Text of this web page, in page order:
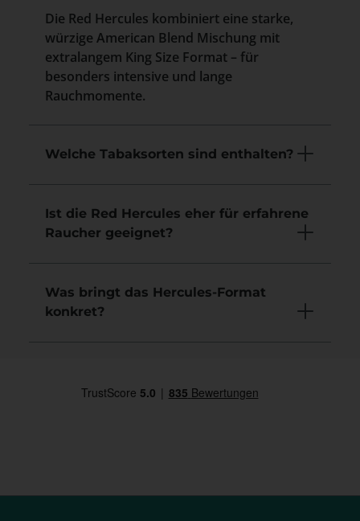
Die Red Hercules kombiniert eine starke,
würzige American Blend Mischung mit
extralangem King Size Format – für
besonders intensive und lange
Rauchmomente.
Welche Tabaksorten sind enthalten?
Ist die Red Hercules eher für erfahrene
Raucher geeignet?
Was bringt das Hercules-Format
konkret?